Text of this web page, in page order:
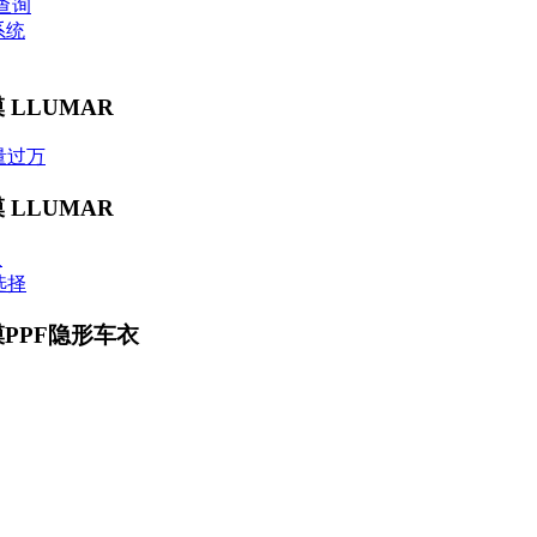
询
统
LLUMAR
过万
LLUMAR
择
隐形车衣